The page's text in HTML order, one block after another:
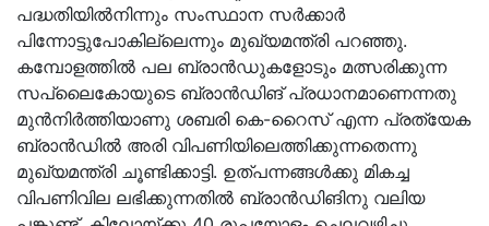
പദ്ധതിയിൽനിന്നും സംസ്ഥാന സർക്കാർ
പിന്നോട്ടുപോകില്ലെന്നും മുഖ്യമന്ത്രി പറഞ്ഞു.
കമ്പോളത്തിൽ പല ബ്രാൻഡുകളോടും മത്സരിക്കുന്ന
സപ്ലൈകോയുടെ ബ്രാൻഡിങ് പ്രധാനമാണെന്നതു
മുൻനിർത്തിയാണു ശബരി കെ-റൈസ് എന്ന പ്രത്യേക
ബ്രാൻഡിൽ അരി വിപണിയിലെത്തിക്കുന്നതെന്നു
മുഖ്യമന്ത്രി ചൂണ്ടിക്കാട്ടി. ഉത്പന്നങ്ങൾക്കു മികച്ച
വിപണിവില ലഭിക്കുന്നതിൽ ബ്രാൻഡിങിനു വലിയ